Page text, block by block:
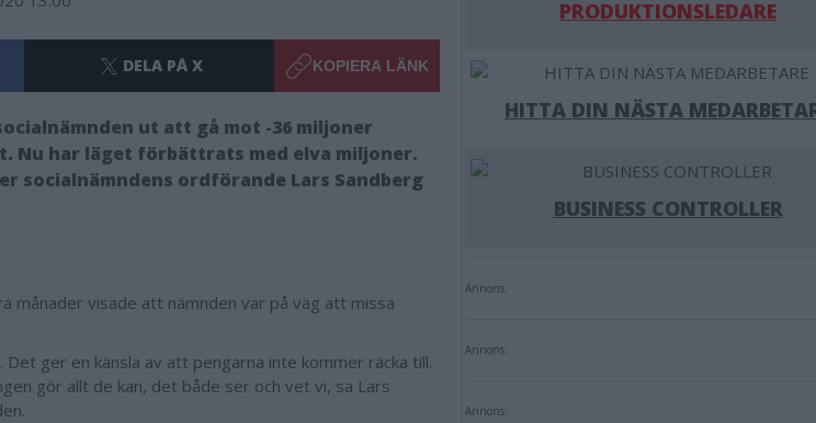
DELA PÅ X KOPIERA LÄNK
ut att gå mot -36 miljoner
Nu har läget förbättrats med elva miljoner.
socialnämndens ordförande Lars Sandberg
månader visade att nämnden var på väg att missa
ger en känsla av att pengarna inte kommer räcka till.
gör allt de kan, det både ser och vet vi, sa Lars
PRODUKTIONSLEDARE
HITTA DIN NÄSTA
BUSINESS CONTROLLER
Annons:
Annons:
Annons: